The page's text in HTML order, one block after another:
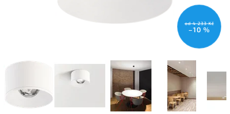
od 4 233 Kč
–10 %